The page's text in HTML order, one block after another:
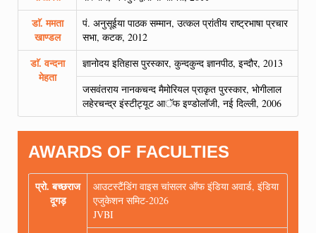
डाॅ. ममता
खाण्डल
पं. अनुसूईया पाठक सम्मान, उत्कल प्रांतीय राष्ट्रभाषा प्रचार
सभा, कटक, 2012
डाॅ. वन्दना
मेहता
ज्ञानोदय इतिहास पुरस्कार, कुन्दकुन्द ज्ञानपीठ, इन्दौर, 2013
जसवंतराय नानकचन्द मैमोरियल प्राकृत पुरस्कार, भोगीलाल
लहेरचन्द्र इंस्टीट्यूट आॅफ इण्डोलाॅजी, नई दिल्ली, 2006
AWARDS OF FACULTIES
प्रो. बच्छराज
दूगड़
आउटस्टैंडिंग वाइस चांसलर ऑफ इंडिया अवार्ड, इंडिया
एजुकेशन समिट-2026
JVBI